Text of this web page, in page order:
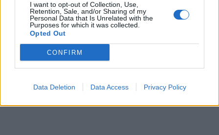
I want to opt-out of Collection, Use,
Retention, Sale, and/or Sharing of my
Personal Data that Is Unrelated with the
Purposes for which it was collected.
Opted Out
CONFIRM
Data Deletion Data Access Privacy Policy
Auto
„Mercedes Sprinter“ virto
prabangiais namais ant
ratų: pristatytas
aukščiausios klasės
Technologijos
Proveržis kosmoso